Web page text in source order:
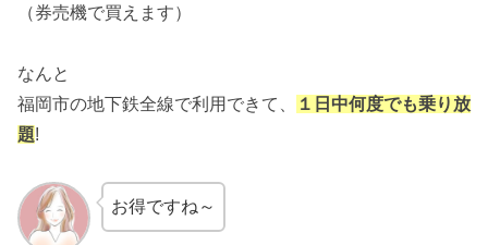
（券売機で買えます）
なんと
福岡市の地下鉄全線で利用できて、
１日中何度でも乗り放
題!
お得ですね～